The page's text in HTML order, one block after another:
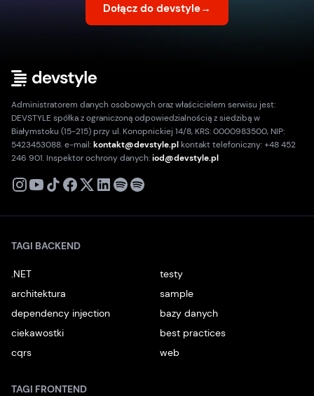
Dołącz do devstyle→
Administratorem danych osobowych oraz właścicielem serwisu jest:
DEVSTYLE spółka z ograniczoną odpowiedzialnością z siedzibą w
Białymstoku (15-215) przy ul. Konopnickiej 14/8, KRS: 0000983500, NIP:
5423453088. e-mail:kontakt@devstyle.plkontakt telefoniczny: +48 452
246 901. Inspektor ochrony danych:iod@devstyle.pl
X
TAGI BACKEND
.NET
testy
architektura
sample
dependency injection
bazy danych
ciekawostki
best practices
cqrs
web
TAGI FRONTEND